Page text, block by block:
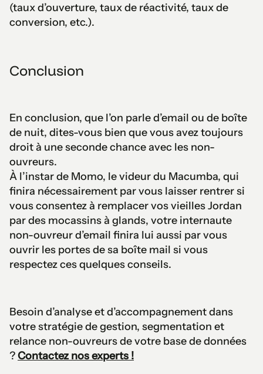
(taux d’ouverture, taux de réactivité, taux de
conversion, etc.).
Conclusion
En conclusion, que l’on parle d’email ou de boîte
de nuit, dites-vous bien que vous avez toujours
droit à une seconde chance avec les non-
ouvreurs.
À l’instar de Momo, le videur du Macumba, qui
finira nécessairement par vous laisser rentrer si
vous consentez à remplacer vos vieilles Jordan
par des mocassins à glands, votre internaute
non-ouvreur d’email finira lui aussi par vous
ouvrir les portes de sa boîte mail si vous
respectez ces quelques conseils.
Besoin d’analyse et d’accompagnement dans
votre stratégie de gestion, segmentation et
relance non-ouvreurs de votre base de données
?Contactez nos experts !